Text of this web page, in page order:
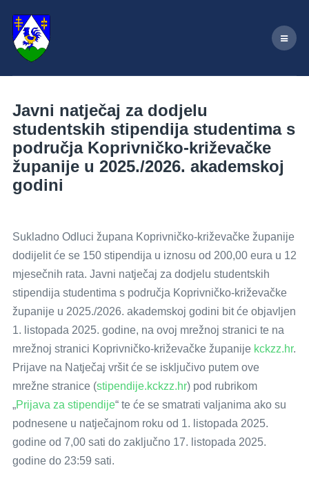
Javni natječaj za dodjelu
studentskih stipendija studentima s
područja Koprivničko-križevačke
županije u 2025./2026. akademskoj
godini
Sukladno Odluci župana Koprivničko-križevačke županije
dodijelit će se 150 stipendija u iznosu od 200,00 eura u 12
mjesečnih rata. Javni natječaj za dodjelu studentskih
stipendija studentima s područja Koprivničko-križevačke
županije u 2025./2026. akademskoj godini bit će objavljen
1. listopada 2025. godine, na ovoj mrežnoj stranici te na
mrežnoj stranici Koprivničko-križevačke županije kckzz.hr.
Prijave na Natječaj vršit će se isključivo putem ove
mrežne stranice (stipendije.kckzz.hr) pod rubrikom
„Prijava za stipendije“ te će se smatrati valjanima ako su
podnesene u natječajnom roku od 1. listopada 2025.
godine od 7,00 sati do zaključno 17. listopada 2025.
godine do 23:59 sati.